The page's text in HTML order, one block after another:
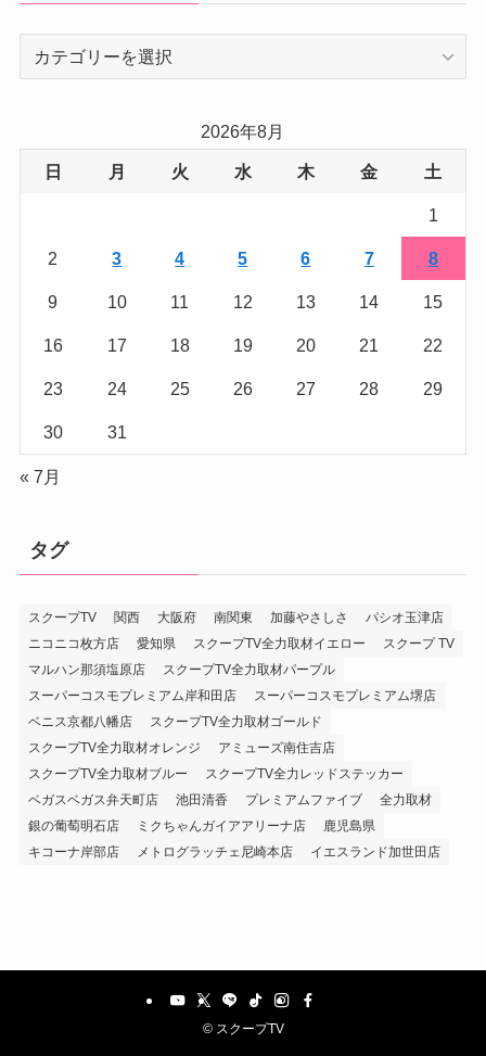
ー
2026年8月
日 月 火 水 木 金 土
1
2 3 4 5 6 7 8
9 10 11 12 13 14 15
16 17 18 19 20 21 22
23 24 25 26 27 28 29
30 31
« 7月
タグ
スクープTV 関西 大阪府 南関東 加藤やさしさ
パシオ玉津店
ニコニコ枚方店
愛知県 スクープTV全力取材イエロー
スクープ TV
マルハン那須塩原店
スクープTV全力取材パープル
スーパーコスモプレミアム岸和田店
スーパーコスモプレミアム堺店
ベニス京都八幡店
スクープTV全力取材ゴールド
スクープTV全力取材オレンジ
アミューズ南住吉店
スクープTV全力取材ブルー
スクープTV全力レッドステッカー
ベガスベガス弁天町店
池田清香 プレミアムファイブ
全力取材
銀の葡萄明石店
ミクちゃんガイアアリーナ店
鹿児島県
キコーナ岸部店
メトログラッチェ尼崎本店 イエスランド加世田店
©スクープTV